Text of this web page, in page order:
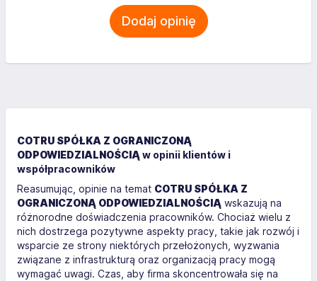
Dodaj opinię
COTRU SPÓŁKA Z OGRANICZONĄ
ODPOWIEDZIALNOŚCIĄ w opinii klientów i
współpracowników
Reasumując, opinie na temat COTRU SPÓŁKA Z
OGRANICZONĄ ODPOWIEDZIALNOŚCIĄ wskazują na
różnorodne doświadczenia pracowników. Chociaż wielu z
nich dostrzega pozytywne aspekty pracy, takie jak rozwój i
wsparcie ze strony niektórych przełożonych, wyzwania
związane z infrastrukturą oraz organizacją pracy mogą
wymagać uwagi. Czas, aby firma skoncentrowała się na